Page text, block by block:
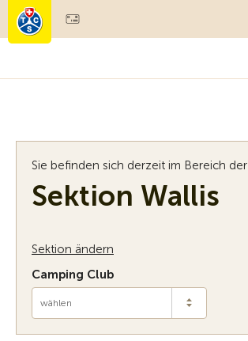
Mitgliedschaft & Leistungen
Sie befinden sich derzeit im Bereich der
Sektion Wallis
Sektion ändern
Camping Club
wählen